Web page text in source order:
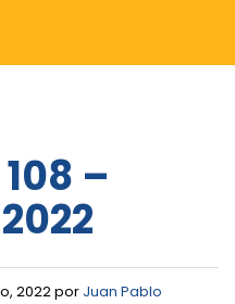
–
2022 por Juan Pablo